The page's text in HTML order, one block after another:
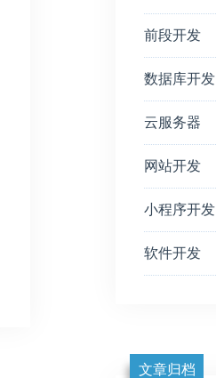
前段开发
数据库开发
云服务器
网站开发
小程序开发
软件开发
文章归档